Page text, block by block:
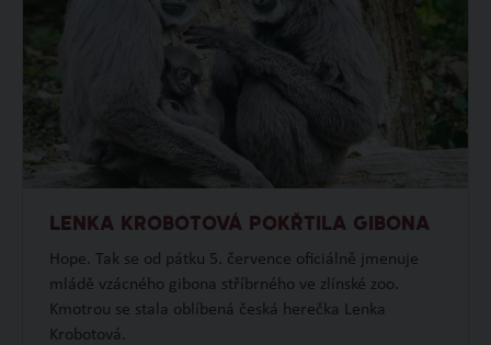
LENKA KROBOTOVÁ POKŘTILA GIBONA
Hope. Tak se od pátku 5. července oficiálně jmenuje
mládě vzácného gibona stříbrného ve zlínské zoo.
Kmotrou se stala oblíbená česká herečka Lenka
Krobotová.